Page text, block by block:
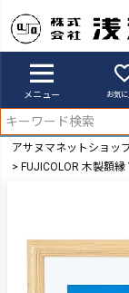
メニュー お気
アサヌマネットショッ
FUJICOLOR 木製額